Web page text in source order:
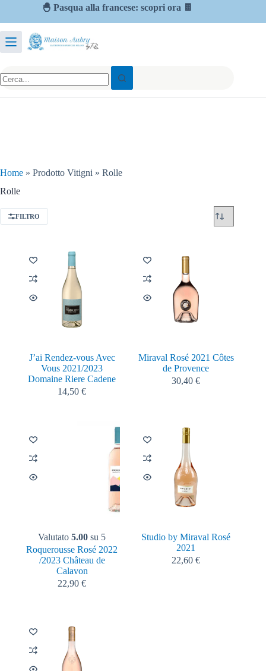
🐣 Pasqua alla francese: scopri ora 🍫
Home » Prodotto Vitigni » Rolle
Rolle
FILTRO
J’ai Rendez-vous Avec
Vous 2021/2023
Domaine Riere Cadene
14,50€
Miraval Rosé 2021 Côtes
de Provence
30,40€
Valutato5.00 su 5
Roquerousse Rosé 2022
/2023 Château de
Calavon
22,90€
Studio by Miraval Rosé
2021
22,60€